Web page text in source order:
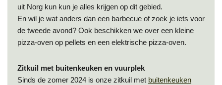
uit Norg kun kun je alles krijgen op dit gebied.
En wil je wat anders dan een barbecue of zoek je iets voor
de tweede avond? Ook beschikken we over een kleine
pizza-oven op pellets en een elektrische pizza-oven.
Zitkuil met buitenkeuken en vuurplek
Sinds de zomer 2024 is onze zitkuil met buitenkeuken